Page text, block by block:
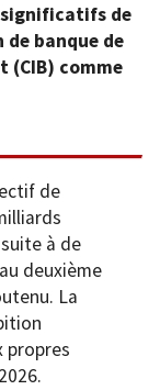
significatifs de
banque de
(CIB) comme
de
à de
deuxième
La
propres